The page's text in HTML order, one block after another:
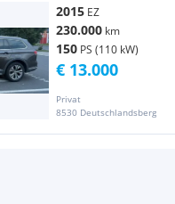
2015 EZ
230.000 km
150 PS (110 kW)
Privat
8530 Deutschlandsberg
€ 13.000